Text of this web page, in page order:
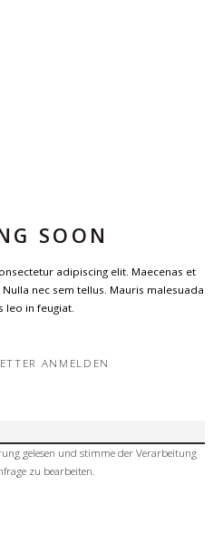
SOON
adipiscing elit. Maecenas et
nec sem tellus. Mauris malesuada
leo in feugiat.
ANMELDEN
gelesen und stimme der Verarbeitung
zu bearbeiten.